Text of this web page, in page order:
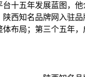
十五年发展蓝图，
西知名品牌网入驻
布局；第三个五年